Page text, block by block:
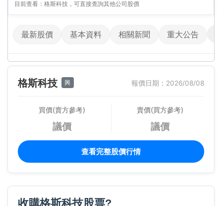
目前查看：格斯科技，可直接查詢其他公司股價
最新股價 基本資料 相關新聞 重大公告
格斯科技 興 報價日期：2026/08/08
買價(賣方參考)
議價
賣價(買方參考)
議價
查看完整股價行情
收購格斯科技股票?